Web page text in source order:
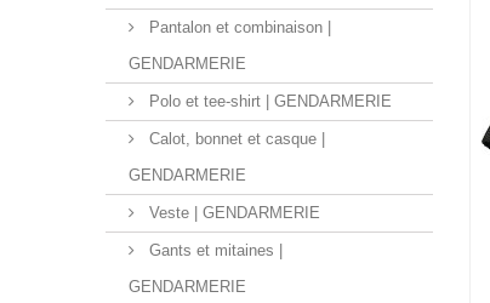
Pantalon et combinaison |
GENDARMERIE
Polo et tee-shirt | GENDARMERIE
Calot, bonnet et casque |
GENDARMERIE
Veste | GENDARMERIE
Gants et mitaines |
GENDARMERIE